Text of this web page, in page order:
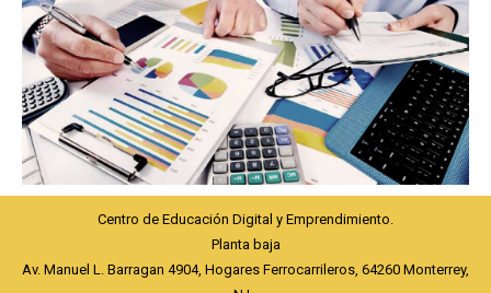
Centro de Educación Digital y Emprendimiento.
Planta baja
Av. Manuel L. Barragan 4904, Hogares Ferrocarrileros, 64260 Monterrey,